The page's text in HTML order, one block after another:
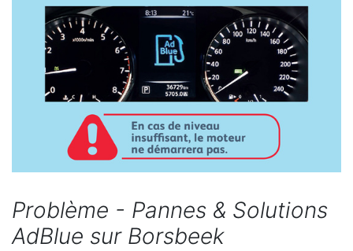
Problème - Pannes & Solutions
AdBlue sur Borsbeek